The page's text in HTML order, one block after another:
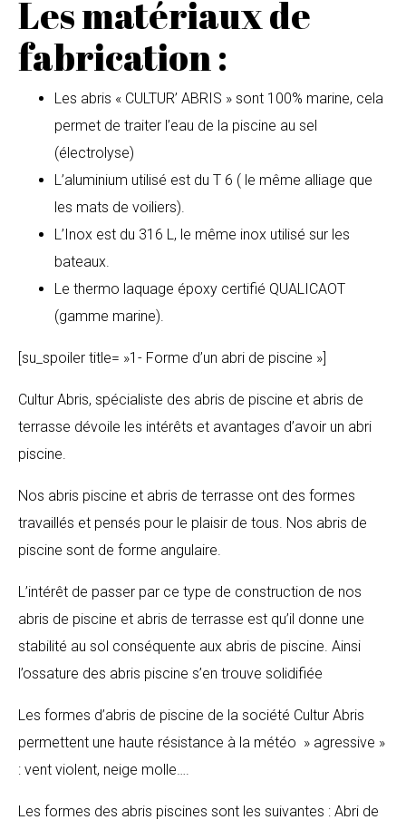
Les matériaux de
fabrication :
Les abris « CULTUR’ ABRIS » sont 100% marine, cela
permet de traiter l’eau de la piscine au sel
(électrolyse)
L’aluminium utilisé est du T 6 ( le même alliage que
les mats de voiliers).
L’Inox est du 316 L, le même inox utilisé sur les
bateaux.
Le thermo laquage époxy certifié QUALICAOT
(gamme marine).
[su_spoiler title= »1- Forme d’un abri de piscine »]
Cultur Abris, spécialiste des abris de piscine et abris de
terrasse dévoile les intérêts et avantages d’avoir un abri
piscine.
Nos abris piscine et abris de terrasse ont des formes
travaillés et pensés pour le plaisir de tous. Nos abris de
piscine sont de forme angulaire.
L’intérêt de passer par ce type de construction de nos
abris de piscine et abris de terrasse est qu’il donne une
stabilité au sol conséquente aux abris de piscine. Ainsi
l’ossature des abris piscine s’en trouve solidifiée
Les formes d’abris de piscine de la société Cultur Abris
permettent une haute résistance à la météo » agressive »
: vent violent, neige molle….
Les formes des abris piscines sont les suivantes : Abri de